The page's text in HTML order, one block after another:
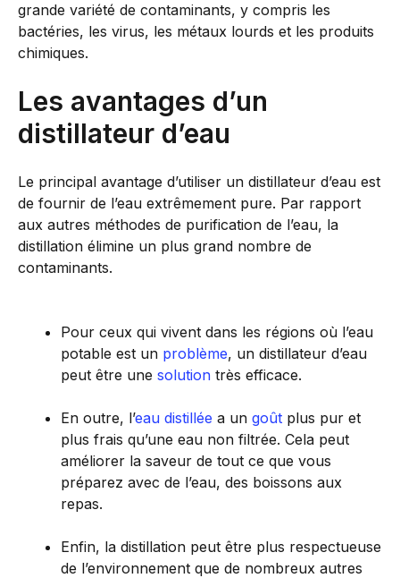
grande variété de contaminants, y compris les
bactéries, les virus, les métaux lourds et les produits
chimiques.
Les avantages d’un
distillateur d’eau
Le principal avantage d’utiliser un distillateur d’eau est
de fournir de l’eau extrêmement pure. Par rapport
aux autres méthodes de purification de l’eau, la
distillation élimine un plus grand nombre de
contaminants.
Pour ceux qui vivent dans les régions où l’eau
potable est un problème, un distillateur d’eau
peut être une solution très efficace.
En outre, l’eau distillée a un goût plus pur et
plus frais qu’une eau non filtrée. Cela peut
améliorer la saveur de tout ce que vous
préparez avec de l’eau, des boissons aux
repas.
Enfin, la distillation peut être plus respectueuse
de l’environnement que de nombreux autres